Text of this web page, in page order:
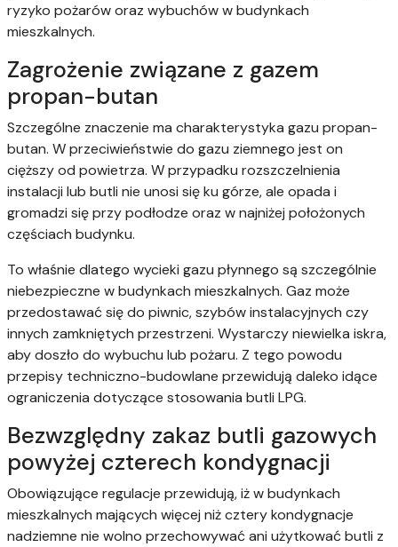
ryzyko pożarów oraz wybuchów w budynkach
mieszkalnych.
Zagrożenie związane z gazem
propan-butan
Szczególne znaczenie ma charakterystyka gazu propan-
butan. W przeciwieństwie do gazu ziemnego jest on
cięższy od powietrza. W przypadku rozszczelnienia
instalacji lub butli nie unosi się ku górze, ale opada i
gromadzi się przy podłodze oraz w najniżej położonych
częściach budynku.
To właśnie dlatego wycieki gazu płynnego są szczególnie
niebezpieczne w budynkach mieszkalnych. Gaz może
przedostawać się do piwnic, szybów instalacyjnych czy
innych zamkniętych przestrzeni. Wystarczy niewielka iskra,
aby doszło do wybuchu lub pożaru. Z tego powodu
przepisy techniczno-budowlane przewidują daleko idące
ograniczenia dotyczące stosowania butli LPG.
Bezwzględny zakaz butli gazowych
powyżej czterech kondygnacji
Obowiązujące regulacje przewidują, iż w budynkach
mieszkalnych mających więcej niż cztery kondygnacje
nadziemne nie wolno przechowywać ani użytkować butli z